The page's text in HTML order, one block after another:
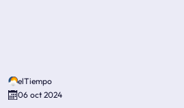
elTiempo
06 oct 2024